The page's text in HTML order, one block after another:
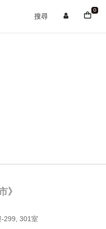
搜尋
0
》
299, 301室